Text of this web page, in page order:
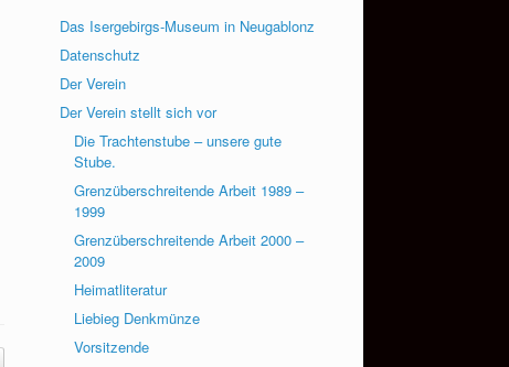
Das Isergebirgs-Museum in Neugablonz
Datenschutz
Der Verein
Der Verein stellt sich vor
Die Trachtenstube – unsere gute
Stube.
Grenzüberschreitende Arbeit 1989 –
1999
Grenzüberschreitende Arbeit 2000 –
2009
Heimatliteratur
Liebieg Denkmünze
Vorsitzende